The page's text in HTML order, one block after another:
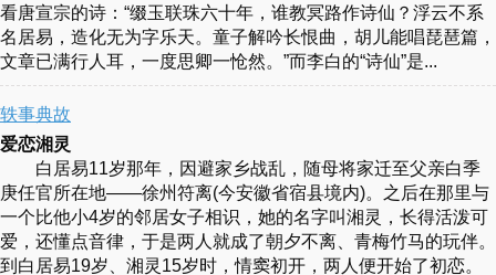
看唐宣宗的诗：“缀玉联珠六十年，谁教冥路作诗仙？浮云不系
名居易，造化无为字乐天。童子解吟长恨曲，胡儿能唱琵琶篇，
文章已满行人耳，一度思卿一怆然。”而李白的“诗仙”是...
轶事典故
爱恋湘灵
白居易11岁那年，因避家乡战乱，随母将家迁至父亲白季
庚任官所在地——徐州符离(今安徽省宿县境内)。之后在那里与
一个比他小4岁的邻居女子相识，她的名字叫湘灵，长得活泼可
爱，还懂点音律，于是两人就成了朝夕不离、青梅竹马的玩伴。
到白居易19岁、湘灵15岁时，情窦初开，两人便开始了初恋。